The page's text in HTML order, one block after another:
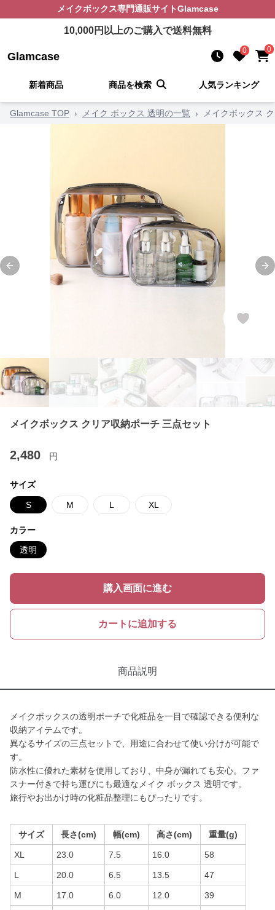
メイクボックス専門通販サイトGlamcase
10,000円以上のご購入で送料無料
Glamcase 0 0
新着商品 商品を検索 人気ランキング
Glamcase TOP › メイク ボックス 透明の一覧 › メイクボックス
Previous slide
メイクボックス クリア収納ポーチ 三点セット
2,480 円
サイズ
S M L XL
カラー
透明
購入画面に進む
カートに追加する
商品説明
メイクボックスの透明ポーチで化粧品を一目で確認できる便利な
収納アイテムです。
異なるサイズの三点セットで、用途に合わせて使い分けが可能で
す。
防水性に優れた素材を使用しており、中身が漏れても安心。ファ
スナー付きで持ち運びにも最適なメイク ボックス 透明です。
旅行やお出かけ時の化粧品整理にもぴったりです。
サイズ 長さ(cm) 幅(cm) 高さ(cm) 重量(g)
XL 23.0 7.5 16.0 58
L 20.0 6.5 13.5 47
M 17.0 6.0 12.0 39